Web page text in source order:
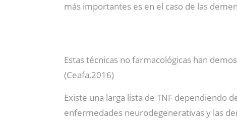
más importantes es en el caso de las
Estas técnicas no farmacológicas han
(Ceafa,2016)
Existe una larga lista de TNF dependiendo
enfermedades neurodegenerativas y las